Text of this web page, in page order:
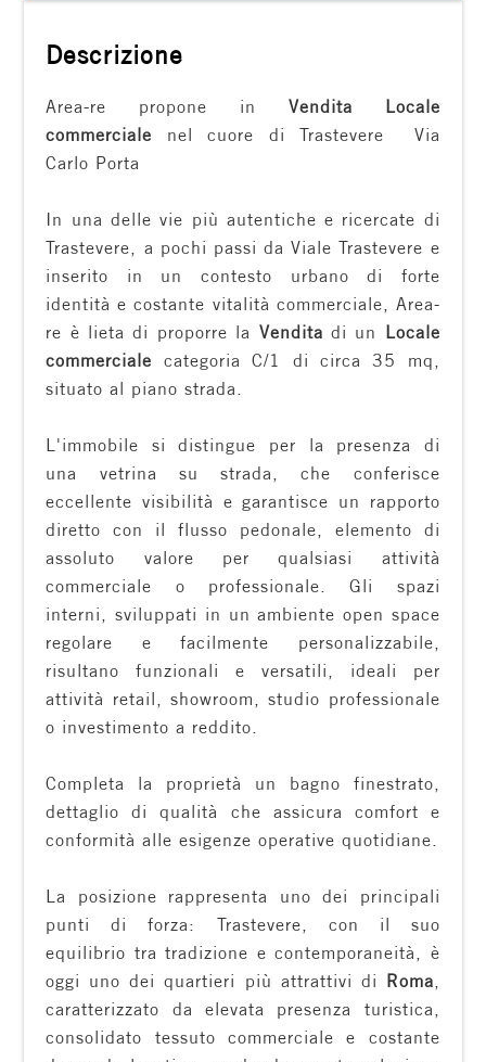
Descrizione
Area-re propone in Vendita
Locale
commerciale nel cuore di Trastevere  Via
Carlo Porta
In una delle vie più autentiche e ricercate di
Trastevere, a pochi passi da Viale Trastevere e
inserito in un contesto urbano di forte
identità e costante vitalità commerciale, Area-
re è lieta di proporre la Vendita di un Locale
commerciale categoria C/1 di circa 35 mq,
situato al piano strada.
L'immobile si distingue per la presenza di
una vetrina su strada, che conferisce
eccellente visibilità e garantisce un rapporto
diretto con il flusso pedonale, elemento di
assoluto valore per qualsiasi attività
commerciale o professionale. Gli spazi
interni, sviluppati in un ambiente open space
regolare e facilmente personalizzabile,
risultano funzionali e versatili, ideali per
attività retail, showroom, studio professionale
o investimento a reddito.
Completa la proprietà un bagno finestrato,
dettaglio di qualità che assicura comfort e
conformità alle esigenze operative quotidiane.
La posizione rappresenta uno dei principali
punti di forza: Trastevere, con il suo
equilibrio tra tradizione e contemporaneità, è
oggi uno dei quartieri più attrattivi di Roma,
caratterizzato da elevata presenza turistica,
consolidato tessuto commerciale e costante
Tipologia
Qualsiasi
Residenziali
Commerciali
Prezzo
Totale
Locali
minimi
Qualsiasi